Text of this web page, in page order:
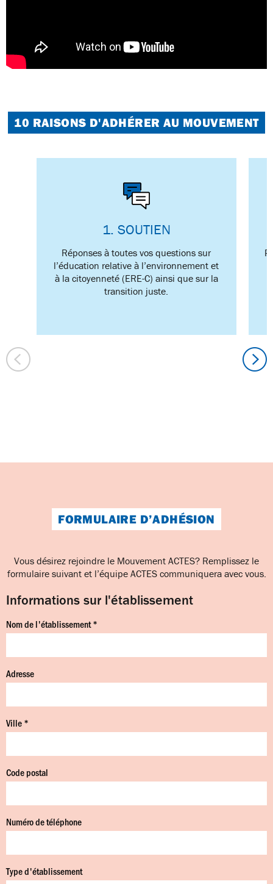
10 RAISONS D'ADHÉRER AU MOUVEMENT
1. SOUTIEN
Réponses à toutes vos questions sur
l’éducation relative à l’environnement et
à la citoyenneté (ERE-C) ainsi que sur la
transition juste.
FORMULAIRE D’ADHÉSION
Vous désirez rejoindre le Mouvement ACTES? Remplissez le
formulaire suivant et l’équipe ACTES communiquera avec vous.
Informations sur l'établissement
Nom de l'établissement *
Adresse
Ville *
Code postal
Numéro de téléphone
Type d'établissement